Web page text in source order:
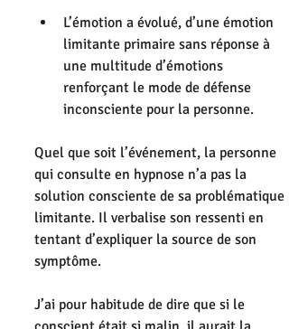
L’émotion a évolué, d’une émotion
limitante primaire sans réponse à
une multitude d’émotions
renforçant le mode de défense
inconsciente pour la personne.
Quel que soit l’événement, la personne
qui consulte en hypnose n’a pas la
solution consciente de sa problématique
limitante. Il verbalise son ressenti en
tentant d’expliquer la source de son
symptôme.
J’ai pour habitude de dire que si le